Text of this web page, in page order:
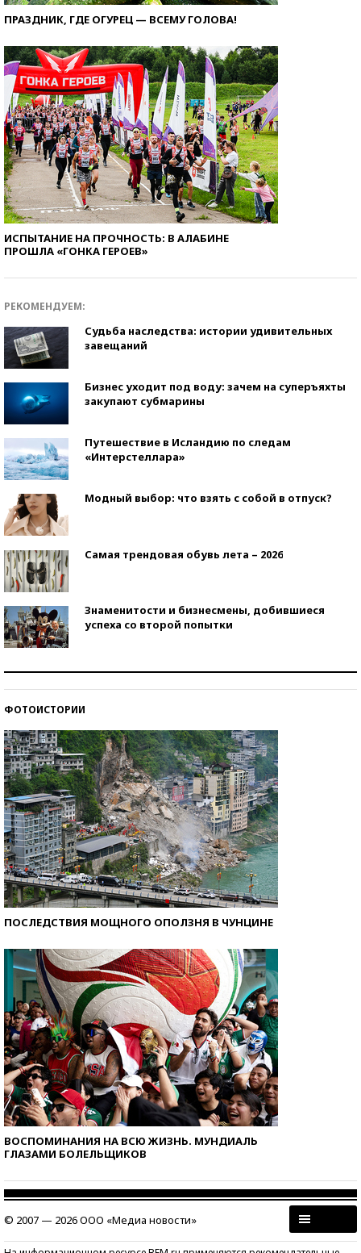
ПРАЗДНИК, ГДЕ ОГУРЕЦ — ВСЕМУ ГОЛОВА!
ИСПЫТАНИЕ НА ПРОЧНОСТЬ: В АЛАБИНЕ
ПРОШЛА «ГОНКА ГЕРОЕВ»
РЕКОМЕНДУЕМ:
Судьба наследства: истории удивительных
завещаний
Бизнес уходит под воду: зачем на суперъяхты
закупают субмарины
Путешествие в Исландию по следам
«Интерстеллара»
Модный выбор: что взять с собой в отпуск?
Самая трендовая обувь лета – 2026
Знаменитости и бизнесмены, добившиеся
успеха со второй попытки
ФОТОИСТОРИИ
ПОСЛЕДСТВИЯ МОЩНОГО ОПОЛЗНЯ В ЧУНЦИНЕ
ВОСПОМИНАНИЯ НА ВСЮ ЖИЗНЬ. МУНДИАЛЬ
ГЛАЗАМИ БОЛЕЛЬЩИКОВ
© 2007 — 2026 ООО «Медиа новости»